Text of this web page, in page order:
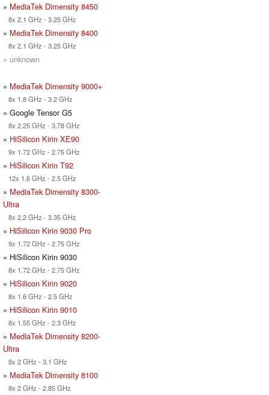
» MediaTek Dimensity 8450
8x 2.1 GHz - 3.25 GHz
» MediaTek Dimensity 8400
8x 2.1 GHz - 3.25 GHz
» unknown
» MediaTek Dimensity 9000+
8x 1.8 GHz - 3.2 GHz
» Google Tensor G5
8x 2.25 GHz - 3.78 GHz
» HiSilicon Kirin XE90
9x 1.72 GHz - 2.75 GHz
» HiSilicon Kirin T92
12x 1.6 GHz - 2.5 GHz
» MediaTek Dimensity 8300-
Ultra
8x 2.2 GHz - 3.35 GHz
» HiSilicon Kirin 9030 Pro
9x 1.72 GHz - 2.75 GHz
» HiSilicon Kirin 9030
8x 1.72 GHz - 2.75 GHz
» HiSilicon Kirin 9020
8x 1.6 GHz - 2.5 GHz
» HiSilicon Kirin 9010
8x 1.55 GHz - 2.3 GHz
» MediaTek Dimensity 8200-
Ultra
8x 2 GHz - 3.1 GHz
» MediaTek Dimensity 8100
8x 2 GHz - 2.85 GHz